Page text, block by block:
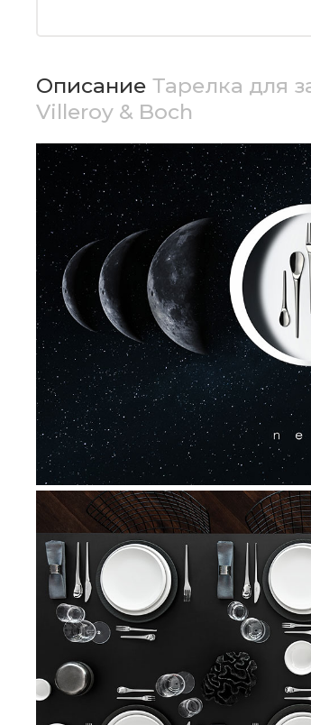
Описание Тарелка для
Villeroy & Boch